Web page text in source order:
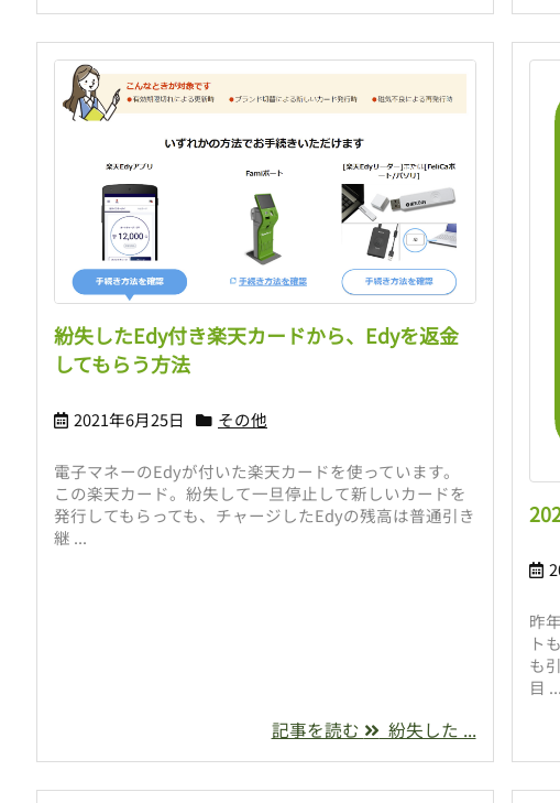
紛失したEdy付き楽天カードから、Edyを返金
してもらう方法
2021年6月25日 その他
電子マネーのEdyが付いた楽天カードを使っています。
この楽天カード。紛失して一旦停止して新しいカードを
発行してもらっても、チャージしたEdyの残高は普通引き
継 ...
記事を読む 紛失した ...
昨
ト
も
目 ...